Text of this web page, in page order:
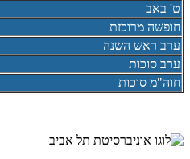
ט' באב
חופשה מרוכזת
ערב ראש השנה
ערב סוכות
חוה"מ סוכות